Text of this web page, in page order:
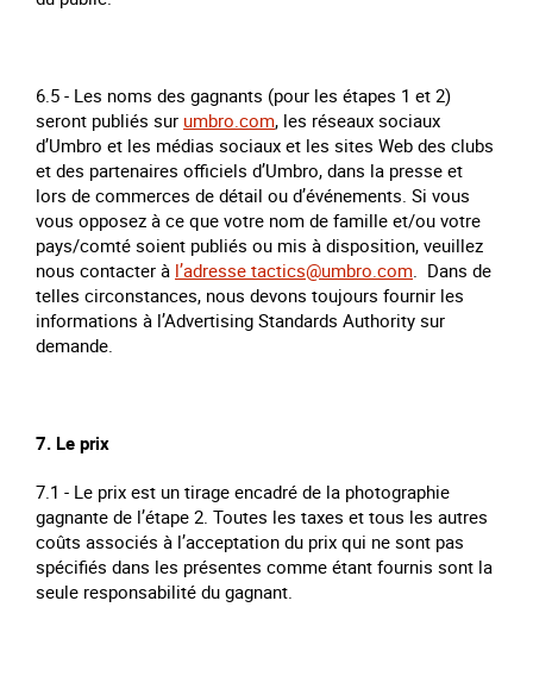
6.5 - Les noms des gagnants (pour les étapes 1 et 2)
seront publiés sur umbro.com, les réseaux sociaux
d’Umbro et les médias sociaux et les sites Web des clubs
et des partenaires officiels d’Umbro, dans la presse et
lors de commerces de détail ou d’événements. Si vous
vous opposez à ce que votre nom de famille et/ou votre
pays/comté soient publiés ou mis à disposition, veuillez
nous contacter à l’adresse tactics@umbro.com. Dans de
telles circonstances, nous devons toujours fournir les
informations à l’Advertising Standards Authority sur
demande.
7. Le prix
7.1 - Le prix est un tirage encadré de la photographie
gagnante de l’étape 2. Toutes les taxes et tous les autres
coûts associés à l’acceptation du prix qui ne sont pas
spécifiés dans les présentes comme étant fournis sont la
seule responsabilité du gagnant.